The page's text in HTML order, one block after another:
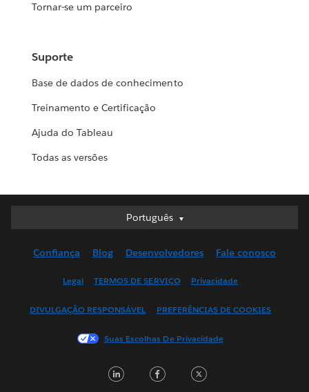
Tornar-se um parceiro
Suporte
Base de dados de conhecimento
Treinamento e Certificação
Ajuda do Tableau
Todas as versões
Português
Português
English (UK)
Français (Canada)
日本語
Confiança Blog Desenvolvedores Fale conosco
Legal TERMOS DE SERVIÇO Privacidade
DIVULGAÇÃO RESPONSÁVEL PREFERÊNCIAS DE COOKIES
Suas Escolhas De Privacidade
LinkedInFacebook